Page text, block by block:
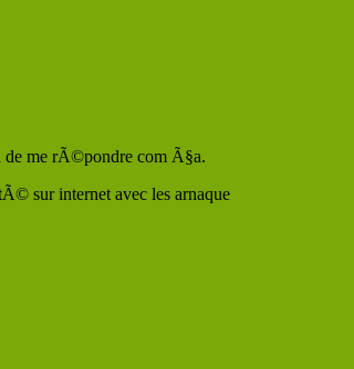
de me rÃ©pondre com Ã§a.
sur internet avec les arnaque